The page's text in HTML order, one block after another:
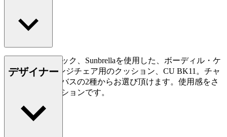
耐候性ファブリック、Sunbrellaを使用した、ボーディル・ケ
アのBK11 ラウンジチェア用のクッション、CU BK11。チャ
コールとキャンバスの2種からお選び頂けます。使用感をさ
らに高めるオプションです。
デザイナー